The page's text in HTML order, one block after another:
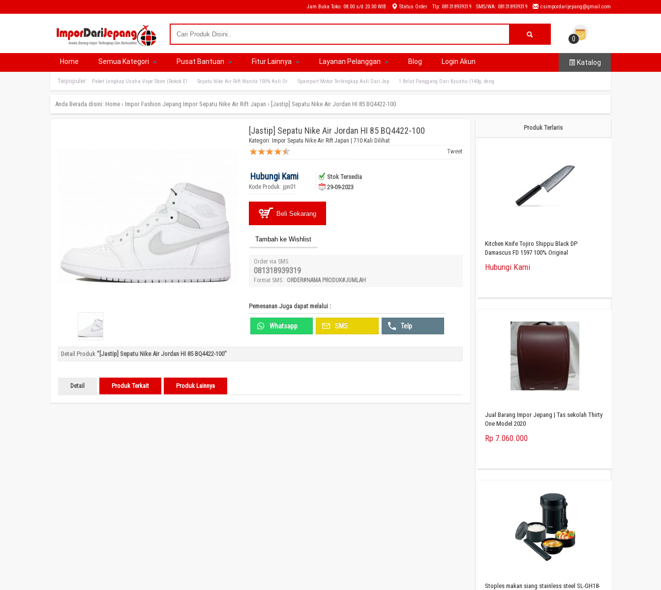
Jam Buka Toko: 08.00 s/d 20.00 WIB Status Order Tlp: 081318939319 SMS/WA: 081318939319 csimpordarijepang@gmail.com
0
Home Semua Kategori Pusat Bantuan Fitur Lainnya Layanan Pelanggan Blog Login Akun Katalog
Terpopuler: Paket Lengkap Usaha Vape Store (Rokok El Sepatu Nike Air Rift Wanita 100% Asli Or Sparepart Motor Terlengkap Asli Dari Jep 1 Belut Panggang Dari Kyushu (140g, deng
Anda Berada disini: Home › Impor Fashion Jepang Impor Sepatu Nike Air Rift Japan › [Jastip] Sepatu Nike Air Jordan HI 85 BQ4422-100
[Jastip] Sepatu Nike Air Jordan HI 85 BQ4422-100
Kategori: Impor Sepatu Nike Air Rift Japan | 710 Kali Dilihat
Tweet
Hubungi Kami
Kode Produk: jpn01
Stok Tersedia
29-09-2023
Beli Sekarang
Tambah ke Wishlist
Order via SMS
081318939319
Format SMS : ORDER#NAMA PRODUK#JUMLAH
Pemesanan Juga dapat melalui :
Whatsapp SMS Telp
Detail Produk "[Jastip] Sepatu Nike Air Jordan HI 85 BQ4422-100"
Detail Produk Terkait Produk Lainnya
Produk Terlaris
Kitchen Knife Tojiro Shippu Black DP
Damascus FD 1597 100% Original
Hubungi Kami
Jual Barang Impor Jepang | Tas sekolah Thirty
One Model 2020
Rp 7.060.000
Stoples makan siang stainless steel SL-GH18-